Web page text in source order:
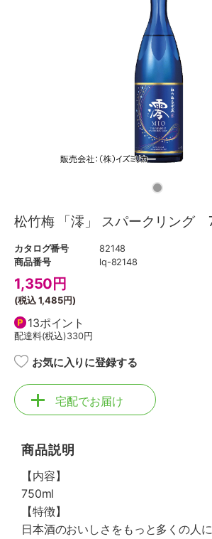
松竹梅 「澪」 スパークリング
カタログ番号
82148
商品番号
lq-82148
1,350 円
(税込1,485円)
13ポイント
配達料(税込)330円
お気に入りに登録する
宅配でお届け
商品説明
【内容】
750ml
【特徴】
日本酒のおいしさをもっと多くの人